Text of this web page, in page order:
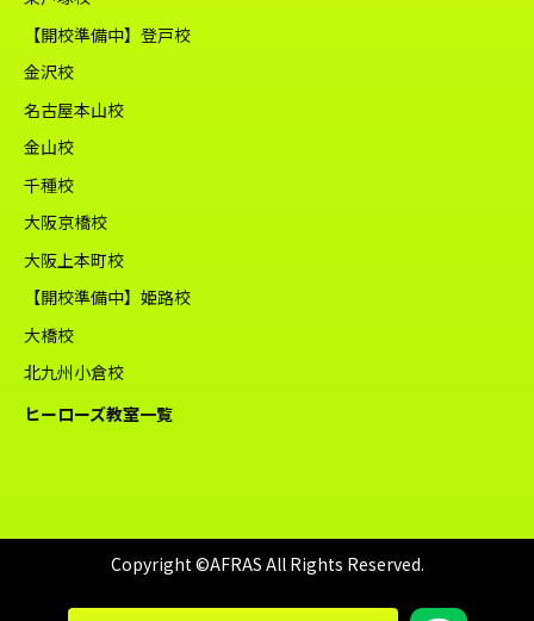
【開校準備中】登戸校
金沢校
名古屋本山校
金山校
千種校
大阪京橋校
大阪上本町校
【開校準備中】姫路校
大橋校
北九州小倉校
ヒーローズ教室一覧
Copyright ©AFRAS All Rights Reserved.